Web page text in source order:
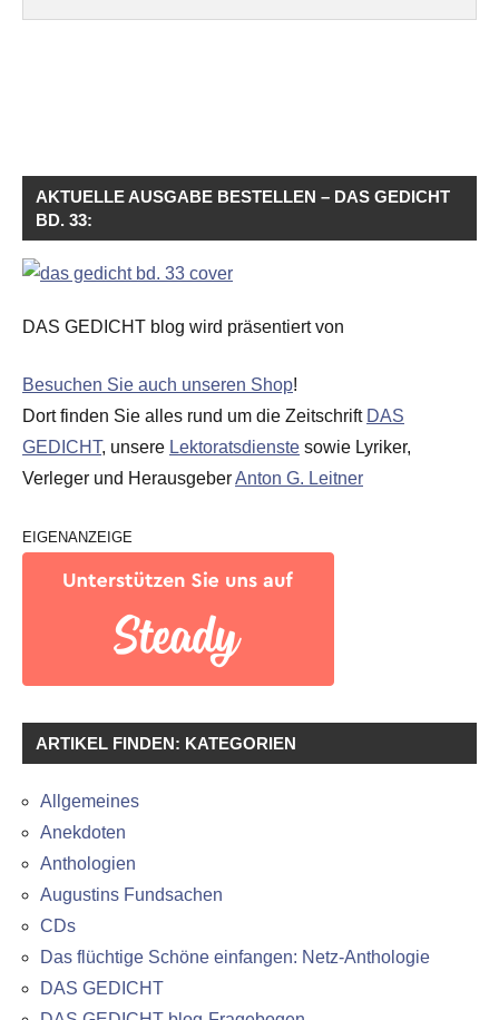
AKTUELLE AUSGABE BESTELLEN – DAS GEDICHT
BD. 33:
DAS GEDICHT blog wird präsentiert von
Besuchen Sie auch unseren Shop!
Dort finden Sie alles rund um die Zeitschrift DAS
GEDICHT, unsere Lektoratsdienste sowie Lyriker,
Verleger und HerausgeberAnton G. Leitner
EIGENANZEIGE
ARTIKEL FINDEN: KATEGORIEN
Allgemeines
Anekdoten
Anthologien
Augustins Fundsachen
CDs
Das flüchtige Schöne einfangen: Netz-Anthologie
DAS GEDICHT